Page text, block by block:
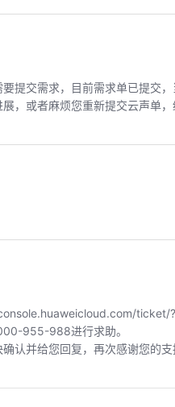
提交需求，目前需求单已提交，
，或者麻烦您重新提交云声单，
ticket/
955-988进行求助。
认并给您回复，再次感谢您的支